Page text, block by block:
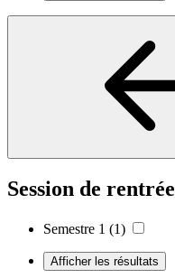
Session de rentrée
Semestre 1 (1)
Afficher les résultats